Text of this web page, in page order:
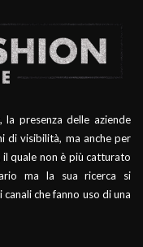
presenza delle aziende
di visibilità, ma anche per
quale non è più catturato
ma la sua ricerca si
che fanno uso di una